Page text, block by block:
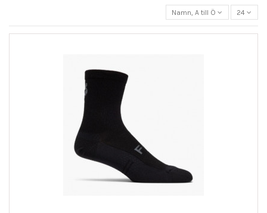
Namn, A till Ö 24